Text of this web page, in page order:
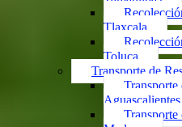
Tlaxcala
Toluca
Transporte de
Transporte
Aguascalientes
Transporte